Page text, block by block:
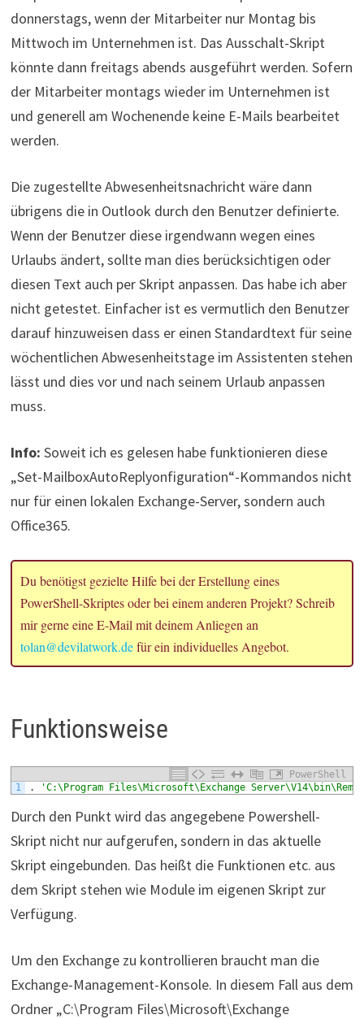
donnerstags, wenn der Mitarbeiter nur Montag bis
Mittwoch im Unternehmen ist. Das Ausschalt-Skript
könnte dann freitags abends ausgeführt werden. Sofern
der Mitarbeiter montags wieder im Unternehmen ist
und generell am Wochenende keine E-Mails bearbeitet
werden.
Die zugestellte Abwesenheitsnachricht wäre dann
übrigens die in Outlook durch den Benutzer definierte.
Wenn der Benutzer diese irgendwann wegen eines
Urlaubs ändert, sollte man dies berücksichtigen oder
diesen Text auch per Skript anpassen. Das habe ich aber
nicht getestet. Einfacher ist es vermutlich den Benutzer
darauf hinzuweisen dass er einen Standardtext für seine
wöchentlichen Abwesenheitstage im Assistenten stehen
lässt und dies vor und nach seinem Urlaub anpassen
muss.
Info: Soweit ich es gelesen habe funktionieren diese
„Set-MailboxAutoReplyonfiguration“-Kommandos nicht
nur für einen lokalen Exchange-Server, sondern auch
Office365.
Du benötigst gezielte Hilfe bei der Erstellung eines
PowerShell-Skriptes oder bei einem anderen Projekt? Schreib
mir gerne eine E-Mail mit deinem Anliegen an
tolan@devilatwork.defür ein individuelles Angebot.
Funktionsweise
PowerShell
1
. 'C:\Program Files\Microsoft\Exchange
Durch den Punkt wird das angegebene Powershell-
Skript nicht nur aufgerufen, sondern in das aktuelle
Skript eingebunden. Das heißt die Funktionen etc. aus
dem Skript stehen wie Module im eigenen Skript zur
Verfügung.
Um den Exchange zu kontrollieren braucht man die
Exchange-Management-Konsole. In diesem Fall aus dem
Ordner „C:\Program Files\Microsoft\Exchange